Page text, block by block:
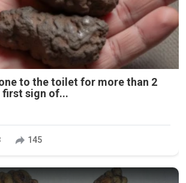
to the toilet for more than 2
first sign of...
145